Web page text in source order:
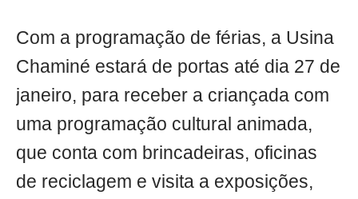
Com a programação de férias, a Usina
Chaminé estará de portas até dia 27 de
janeiro, para receber a criançada com
uma programação cultural animada,
que conta com brincadeiras, oficinas
de reciclagem e visita a exposições,